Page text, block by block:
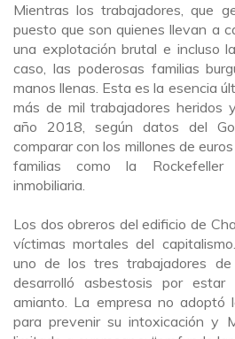
Mientras los trabajadores, que
puesto que son quienes llevan a
una explotación brutal e incluso
caso, las poderosas familias
manos llenas. Esta es la esencia
más de mil trabajadores
año 2018, según datos del
compararconlos millones de
familias como la Rockefeller
inmobiliaria.
Los dos obreros del edificio de
víctimas mortales del
uno de los tres trabajadores
desarrolló asbestosis por
amianto. La empresa no adoptó
para prevenir su intoxicación y